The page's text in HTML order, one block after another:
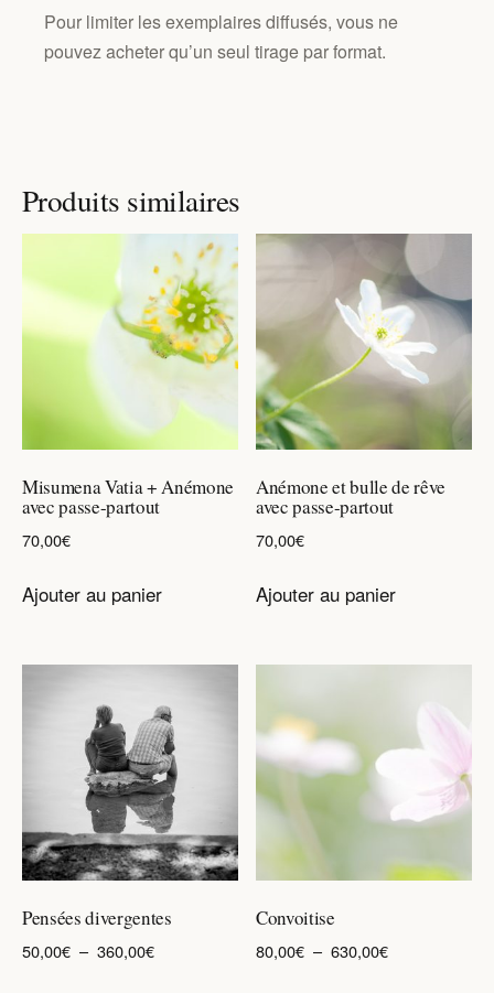
Pour limiter les exemplaires diffusés, vous ne
pouvez acheter qu’un seul tirage par format.
Produits similaires
Misumena Vatia + Anémone
avec passe-partout
70,00€
Ajouter au panier
Anémone et bulle de rêve
avec passe-partout
70,00€
Ajouter au panier
Pensées divergentes
50,00€ – 360,00€Plage
Convoitise
80,00€ – 630,00€Plage